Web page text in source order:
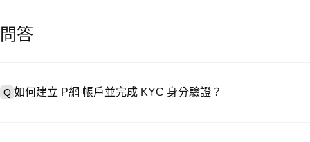
問答
Q 如何建立 P網 帳戶並完成 KYC 身分驗證？